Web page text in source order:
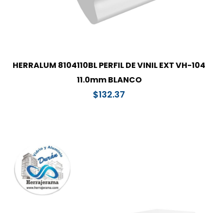
HERRALUM 8104110BL PERFIL DE VINIL EXT VH-104
11.0mm BLANCO
$132.37